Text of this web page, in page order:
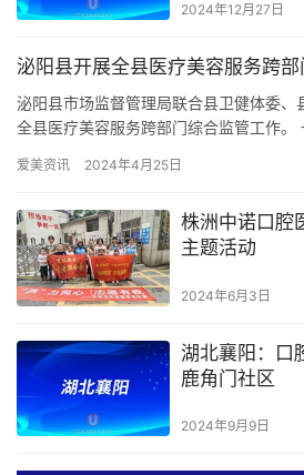
2024年12月27日
泌阳县开展全县医疗美容服务跨
泌阳县市场监督管理局联合县卫健体委、
全县医疗美容服务跨部门综合监管工作。
疗…
爱美资讯 2024年4月25日
株洲中诺口腔
主题活动
2024年6月3日
湖北襄阳：口
鹿角门社区
2024年9月9日